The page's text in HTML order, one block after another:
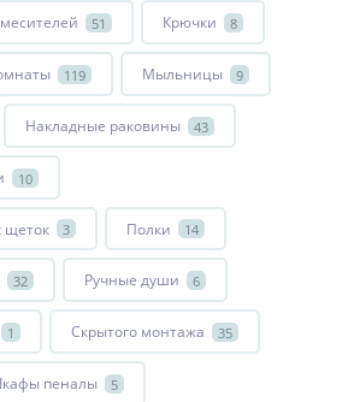
51 Крючки 8
119 Мыльницы 9
Накладные раковины 43
10
щеток 3 Полки 14
32 Ручные души 6
1 Скрытого монтажа 35
пеналы 5